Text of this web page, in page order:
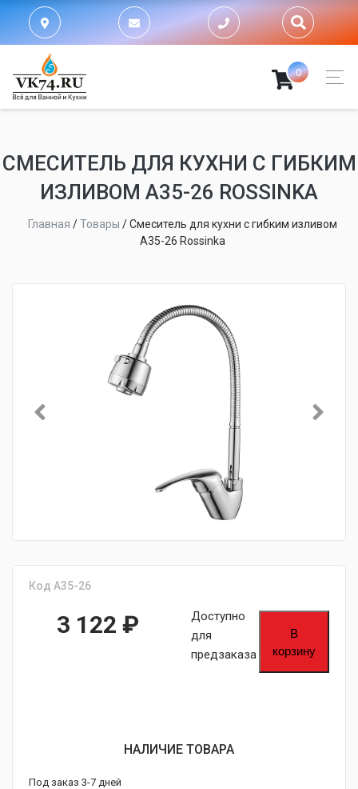
0
СМЕСИТЕЛЬ ДЛЯ КУХНИ С ГИБКИМ
ИЗЛИВОМ A35-26 ROSSINKA
Главная /Товары /Смеситель для кухни с гибким изливом
A35-26 Rossinka
Код A35-26
3 122 ₽
Доступно
для
предзаказа
В
корзину
НАЛИЧИЕ ТОВАРА
Под заказ 3-7 дней